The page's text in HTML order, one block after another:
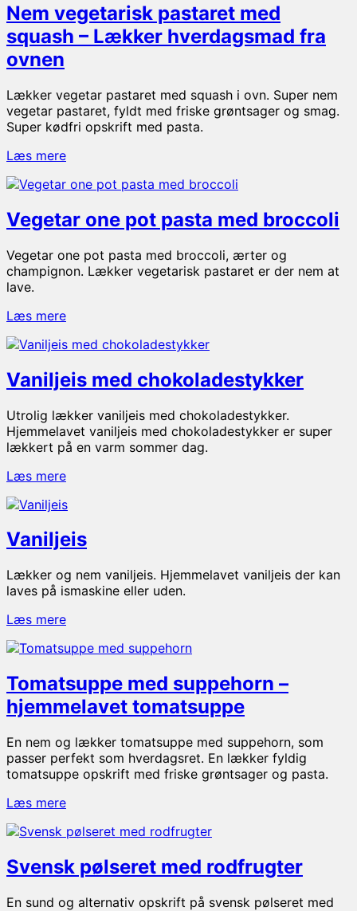
Nem vegetarisk pastaret med
squash – Lækker hverdagsmad fra
ovnen
Lækker vegetar pastaret med squash i ovn. Super nem
vegetar pastaret, fyldt med friske grøntsager og smag.
Super kødfri opskrift med pasta.
Læs mereNem
pastaret
squash
–
Lækker
hverdagsmad
fra
Vegetar one pot pasta med broccoli
Vegetar one pot pasta med broccoli, ærter og
champignon. Lækker vegetarisk pastaret er der nem at
lave.
Læs mereVegetar
pot
med
broccoli
Vaniljeis med chokoladestykker
Utrolig lækker vaniljeis med chokoladestykker.
Hjemmelavet vaniljeis med chokoladestykker er super
lækkert på en varm sommer dag.
Læs mereVaniljeis
chokoladestykker
Vaniljeis
Lækker og nem vaniljeis. Hjemmelavet vaniljeis der kan
laves på ismaskine eller uden.
Læs mereVaniljeis
Tomatsuppe med suppehorn –
hjemmelavet tomatsuppe
En nem og lækker tomatsuppe med suppehorn, som
passer perfekt som hverdagsret. En lækker fyldig
tomatsuppe opskrift med friske grøntsager og pasta.
Læs mereTomatsuppe
suppehorn
hjemmelavet
tomatsuppe
Svensk pølseret med rodfrugter
En sund og alternativ opskrift på svensk pølseret med